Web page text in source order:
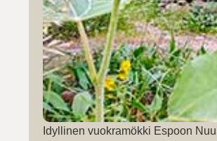
Idyllinen vuokramökki Espoon